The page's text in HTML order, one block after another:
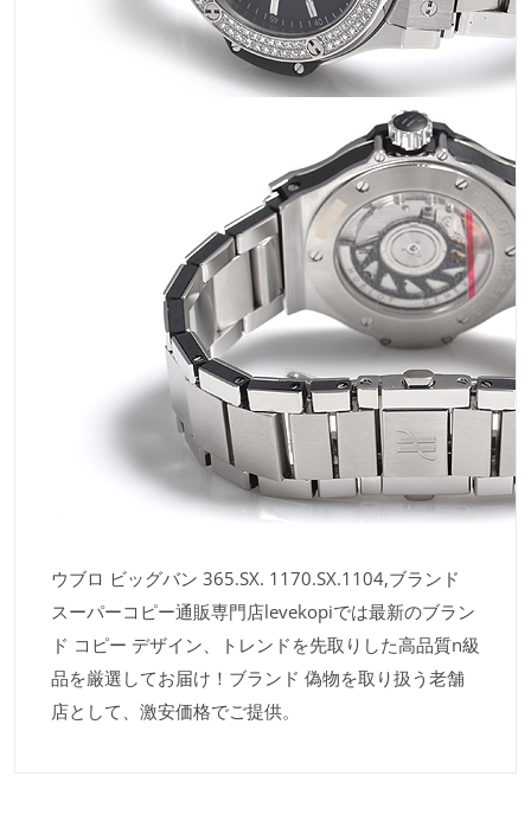
ウブロ ビッグバン 365.SX. 1170.SX.1104,ブランド
スーパーコピー通販専門店levekopiでは最新のブラン
ド コピー デザイン、トレンドを先取りした高品質n級
品を厳選してお届け！ブランド 偽物を取り扱う老舗
店として、激安価格でご提供。